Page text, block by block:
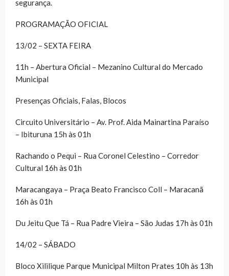
segurança.
PROGRAMAÇÃO OFICIAL
13/02 – SEXTA FEIRA
11h – Abertura Oficial – Mezanino Cultural do Mercado
Municipal
Presenças Oficiais, Falas, Blocos
Circuito Universitário – Av. Prof. Aida Mainartina Paraíso
– Ibituruna 15h às 01h
Rachando o Pequi – Rua Coronel Celestino – Corredor
Cultural 16h às 01h
Maracangaya – Praça Beato Francisco Coll – Maracanã
16h às 01h
Du Jeitu Que Tá – Rua Padre Vieira – São Judas 17h às 01h
14/02 – SÁBADO
Bloco Xililique Parque Municipal Milton Prates 10h às 13h